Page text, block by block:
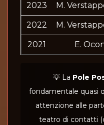
2023 M.
2022 M.
2021 E.
💡 La Pole
fondamentale quasi
attenzione alle
teatro di contatti